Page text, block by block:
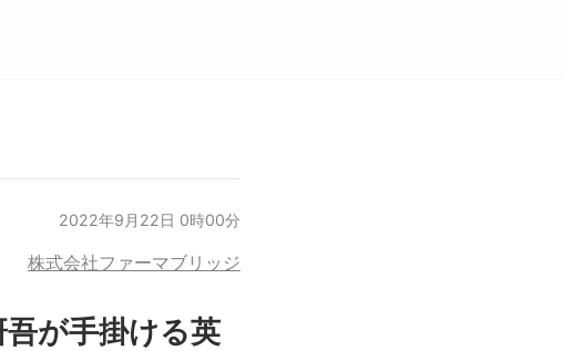
2022年9月22日 0時00分
株式会社ファーマブリッジ
が手掛ける英